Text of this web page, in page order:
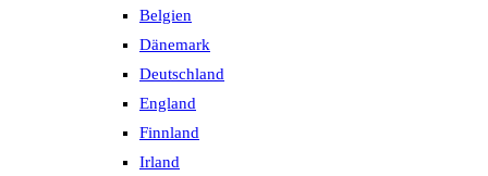
Belgien
Dänemark
Deutschland
England
Finnland
Irland